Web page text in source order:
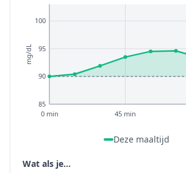
85
90
95
100
0 min 45 min
mg/dL
Deze maaltijd
Wat als je...